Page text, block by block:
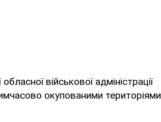
військової адміністрації
окупованими територіями